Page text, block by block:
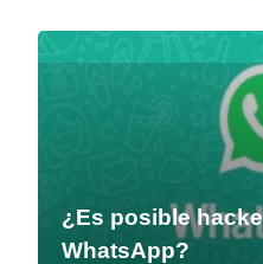
¿Es posible
WhatsApp?